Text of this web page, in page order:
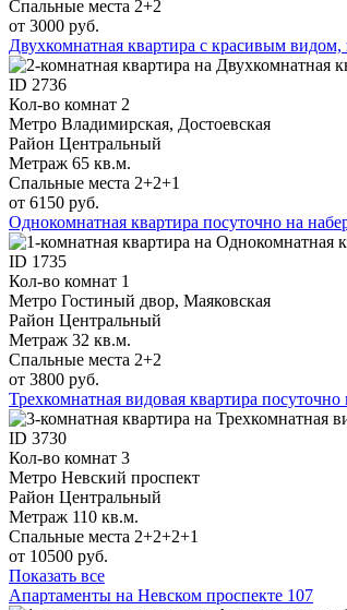
Спальные места 2+2
от 3000 руб.
Двухкомнатная квартира с красивым
ID 2736
Кол-во комнат 2
Метро Владимирская, Достоевская
Район Центральный
Метраж 65 кв.м.
Спальные места 2+2+1
от 6150 руб.
Однокомнатная квартира посуточно на
ID 1735
Кол-во комнат 1
Метро Гостиный двор, Маяковская
Район Центральный
Метраж 32 кв.м.
Спальные места 2+2
от 3800 руб.
Трехкомнатная видовая квартира
ID 3730
Кол-во комнат 3
Метро Невский проспект
Район Центральный
Метраж 110 кв.м.
Спальные места 2+2+2+1
от 10500 руб.
Показать все
Апартаменты на Невском проспекте 107